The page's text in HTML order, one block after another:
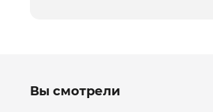
Вы смотрели